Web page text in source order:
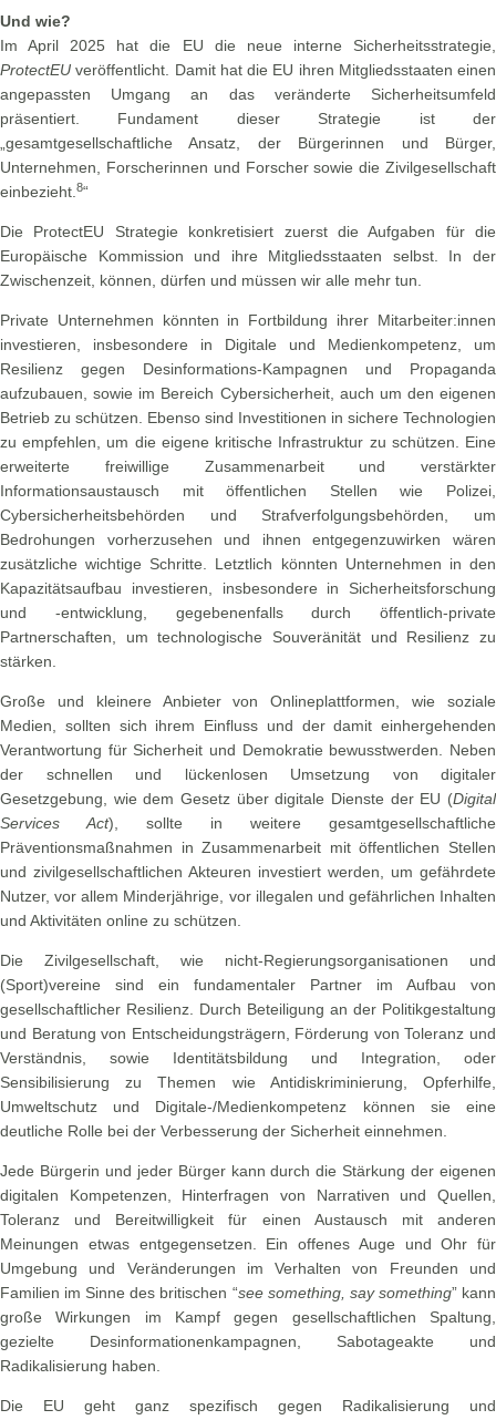
Und wie?
Im April 2025 hat die EU die neue interne Sicherheitsstrategie,
ProtectEU veröffentlicht. Damit hat die EU ihren Mitgliedsstaaten einen
angepassten Umgang an das veränderte Sicherheitsumfeld
präsentiert. Fundament dieser Strategie ist der
„gesamtgesellschaftliche Ansatz, der Bürgerinnen und Bürger,
Unternehmen, Forscherinnen und Forscher sowie die Zivilgesellschaft
einbezieht.8“
Die ProtectEU Strategie konkretisiert zuerst die Aufgaben für die
Europäische Kommission und ihre Mitgliedsstaaten selbst. In der
Zwischenzeit, können, dürfen und müssen wir alle mehr tun.
Private Unternehmen könnten in Fortbildung ihrer Mitarbeiter:innen
investieren, insbesondere in Digitale und Medienkompetenz, um
Resilienz gegen Desinformations-Kampagnen und Propaganda
aufzubauen, sowie im Bereich Cybersicherheit, auch um den eigenen
Betrieb zu schützen. Ebenso sind Investitionen in sichere Technologien
zu empfehlen, um die eigene kritische Infrastruktur zu schützen. Eine
erweiterte freiwillige Zusammenarbeit und verstärkter
Informationsaustausch mit öffentlichen Stellen wie Polizei,
Cybersicherheitsbehörden und Strafverfolgungsbehörden, um
Bedrohungen vorherzusehen und ihnen entgegenzuwirken wären
zusätzliche wichtige Schritte. Letztlich könnten Unternehmen in den
Kapazitätsaufbau investieren, insbesondere in Sicherheitsforschung
und -entwicklung, gegebenenfalls durch öffentlich-private
Partnerschaften, um technologische Souveränität und Resilienz zu
stärken.
Große und kleinere Anbieter von Onlineplattformen, wie soziale
Medien, sollten sich ihrem Einfluss und der damit einhergehenden
Verantwortung für Sicherheit und Demokratie bewusstwerden. Neben
der schnellen und lückenlosen Umsetzung von digitaler
Gesetzgebung, wie dem Gesetz über digitale Dienste der EU (Digital
Services Act), sollte in weitere gesamtgesellschaftliche
Präventionsmaßnahmen in Zusammenarbeit mit öffentlichen Stellen
und zivilgesellschaftlichen Akteuren investiert werden, um gefährdete
Nutzer, vor allem Minderjährige, vor illegalen und gefährlichen Inhalten
und Aktivitäten online zu schützen.
Die Zivilgesellschaft, wie nicht-Regierungsorganisationen und
(Sport)vereine sind ein fundamentaler Partner im Aufbau von
gesellschaftlicher Resilienz. Durch Beteiligung an der Politikgestaltung
und Beratung von Entscheidungsträgern, Förderung von Toleranz und
Verständnis, sowie Identitätsbildung und Integration, oder
Sensibilisierung zu Themen wie Antidiskriminierung, Opferhilfe,
Umweltschutz und Digitale-/Medienkompetenz können sie eine
deutliche Rolle bei der Verbesserung der Sicherheit einnehmen.
Jede Bürgerin und jeder Bürger kann durch die Stärkung der eigenen
digitalen Kompetenzen, Hinterfragen von Narrativen und Quellen,
Toleranz und Bereitwilligkeit für einen Austausch mit anderen
Meinungen etwas entgegensetzen. Ein offenes Auge und Ohr für
Umgebung und Veränderungen im Verhalten von Freunden und
Familien im Sinne des britischen “see something, say something” kann
große Wirkungen im Kampf gegen gesellschaftlichen Spaltung,
gezielte Desinformationenkampagnen, Sabotageakte und
Radikalisierung haben.
Die EU geht ganz spezifisch gegen Radikalisierung und